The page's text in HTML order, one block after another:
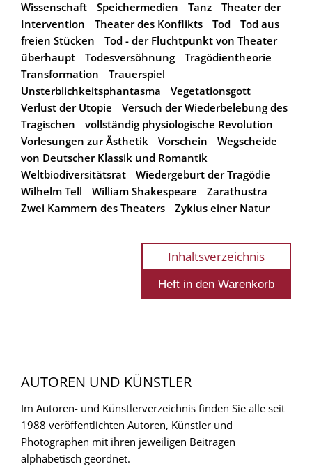
Wissenschaft
Speichermedien Tanz
Theater der
Intervention
Theater des Konflikts Tod
Tod aus
freien Stücken
Tod - der Fluchtpunkt von Theater
überhaupt
Todesversöhnung
Tragödientheorie
Transformation
Trauerspiel
Unsterblichkeitsphantasma
Vegetationsgott
Verlust der Utopie
Versuch der Wiederbelebung des
Tragischen
vollständig physiologische Revolution
Vorlesungen zur Ästhetik
Vorschein
Wegscheide
von Deutscher Klassik und Romantik
Weltbiodiversitätsrat
Wiedergeburt der Tragödie
Wilhelm Tell
William Shakespeare
Zarathustra
Zwei Kammern des Theaters
Zyklus einer Natur
Inhaltsverzeichnis
AUTOREN UND KÜNSTLER
Im Autoren- und Künstlerverzeichnis finden Sie alle seit
1988 veröffentlichten Autoren, Künstler und
Photographen mit ihren jeweiligen Beitragen
alphabetisch geordnet.